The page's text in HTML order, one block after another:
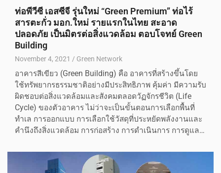
ท่อพีวีซี เอสซีจี รุ่นใหม่ “Green Premium” ท่อไร้
สารตะกั่ว มอก.ใหม่ รายแรกในไทย สะอาด
ปลอดภัย เป็นมิตรต่อสิ่งแวดล้อม ตอบโจทย์ Green
Building
November 4, 2021 Green Network
อาคารสีเขียว (Green Building) คือ อาคารที่สร้างขึ้นโดย
ใช้ทรัพยากรธรรมชาติอย่างมีประสิทธิภาพ คุ้มค่า มีความรับ
ผิดชอบต่อสิ่งแวดล้อมและสังคมตลอดวัฏจักรชีวิต (Life
Cycle) ของตัวอาคาร ไม่ว่าจะเป็นขั้นตอนการเลือกพื้นที่
ทำเล การออกแบบ การเลือกใช้วัสดุที่ประหยัดพลังงานและ
คำนึงถึงสิ่งแวดล้อม การก่อสร้าง การดำเนินการ การดูแล…